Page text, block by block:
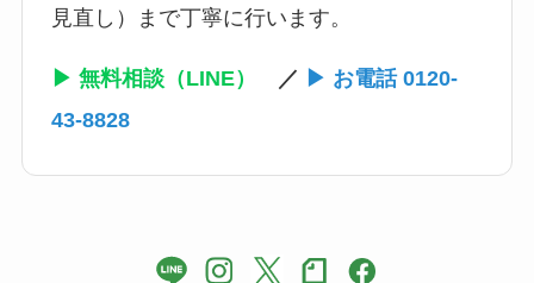
見直し）まで丁寧に行います。
▶ 無料相談（LINE） ／ ▶ お電話 0120-
43-8828